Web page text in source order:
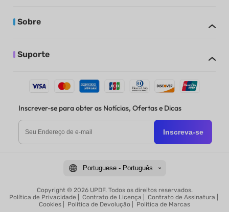
Sobre
Suporte
Inscrever-se para obter as Notícias, Ofertas e Dicas
Inscreva-se
Portuguese - Português
Copyright © 2026 UPDF. Todos os direitos reservados.
Política de Privacidade
Contrato de Licença Contrato de Assinatura
Cookies
Política de Devolução Política de Marcas